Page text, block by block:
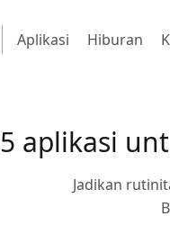
Aplikasi Hiburan
5 aplikasi
Jadikan